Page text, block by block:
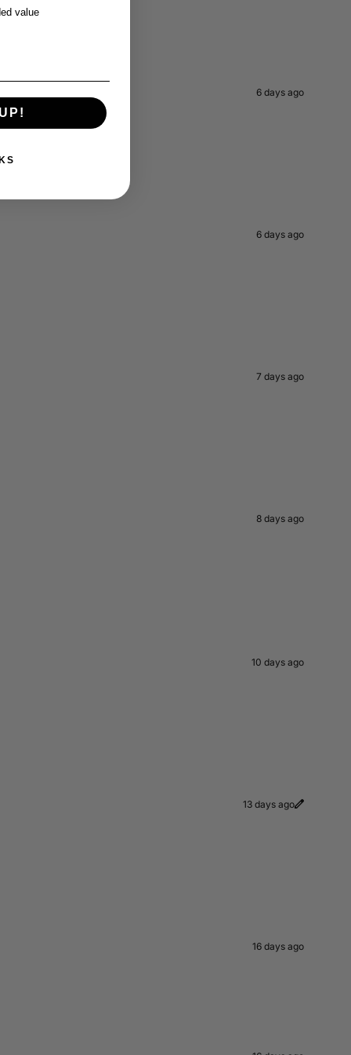
6 days ago
6 days ago
7 days ago
8 days ago
10 days ago
13 days ago
16 days ago
value